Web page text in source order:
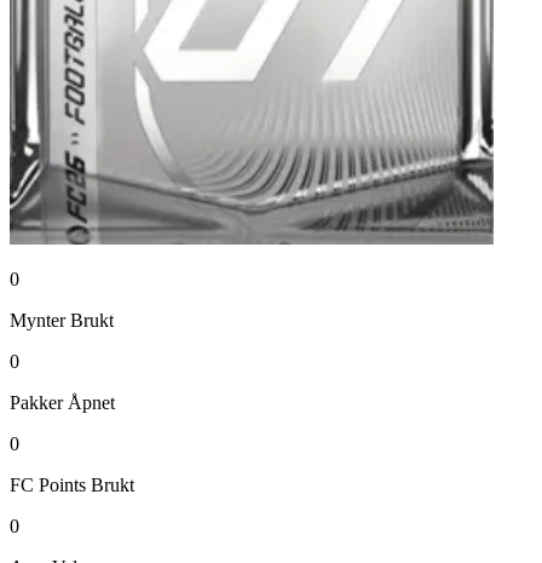
0
Mynter Brukt
0
Pakker Åpnet
0
FC Points Brukt
0